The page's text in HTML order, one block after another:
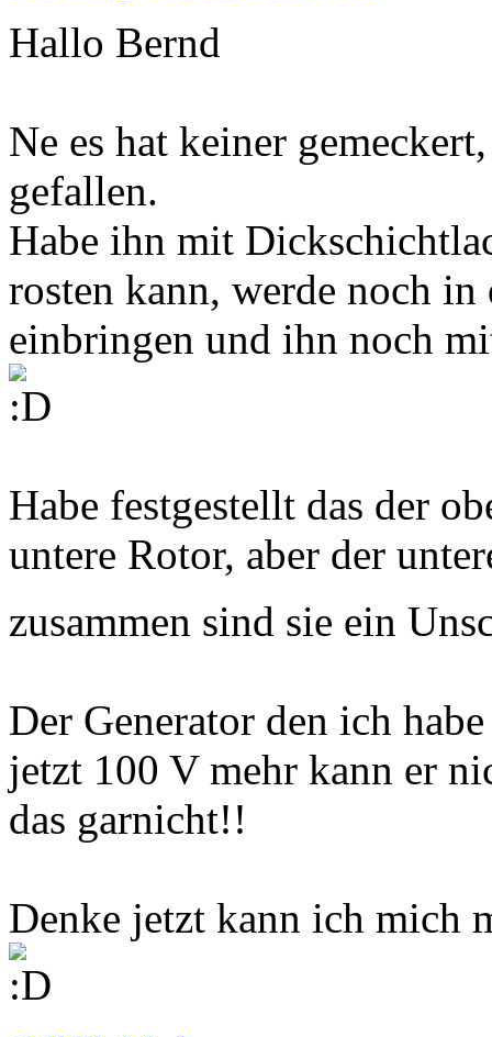
Hallo Bernd
Ne es hat keiner
gefallen.
Habe ihn mit
rosten kann, werde noch
einbringen und ihn noch
Habe festgestellt das der
untere Rotor, aber der
zusammen sind sie ein
Der Generator den ich
jetzt 100 V mehr kann er
das garnicht!!
Denke jetzt kann ich mich